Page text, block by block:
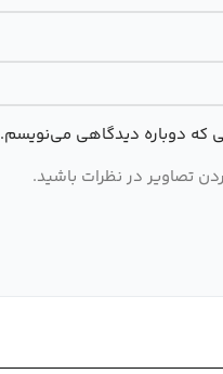
که دوباره دیدگاهی می‌نویسم.
تصاویر در نظرات باشید.